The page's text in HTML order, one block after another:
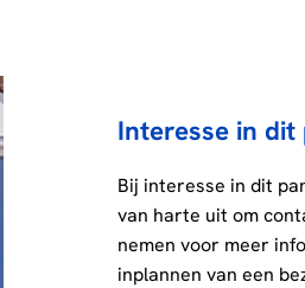
Interesse in dit
Bij interesse in dit
van harte uit om
nemen voor meer
inplannen van een